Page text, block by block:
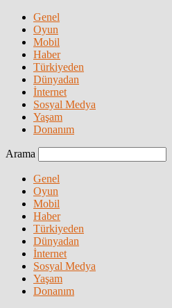
Genel
Oyun
Mobil
Haber
Türkiyeden
Dünyadan
İnternet
Sosyal Medya
Yaşam
Donanım
Arama
Genel
Oyun
Mobil
Haber
Türkiyeden
Dünyadan
İnternet
Sosyal Medya
Yaşam
Donanım